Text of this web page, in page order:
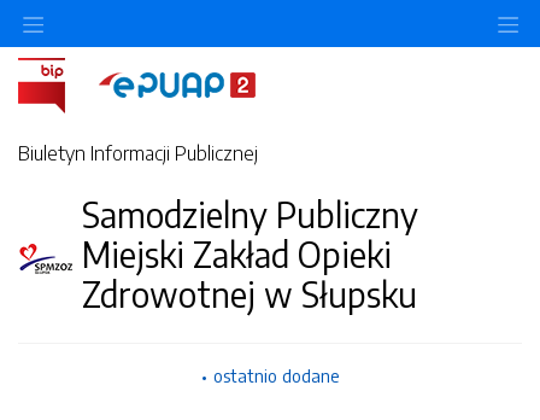
Biuletyn Informacji Publicznej
Samodzielny Publiczny
Miejski Zakład Opieki
Zdrowotnej w Słupsku
ostatnio dodane